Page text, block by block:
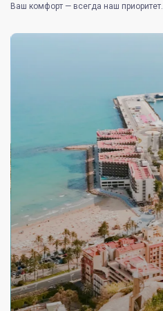
Ваш комфорт — всегда наш приоритет.